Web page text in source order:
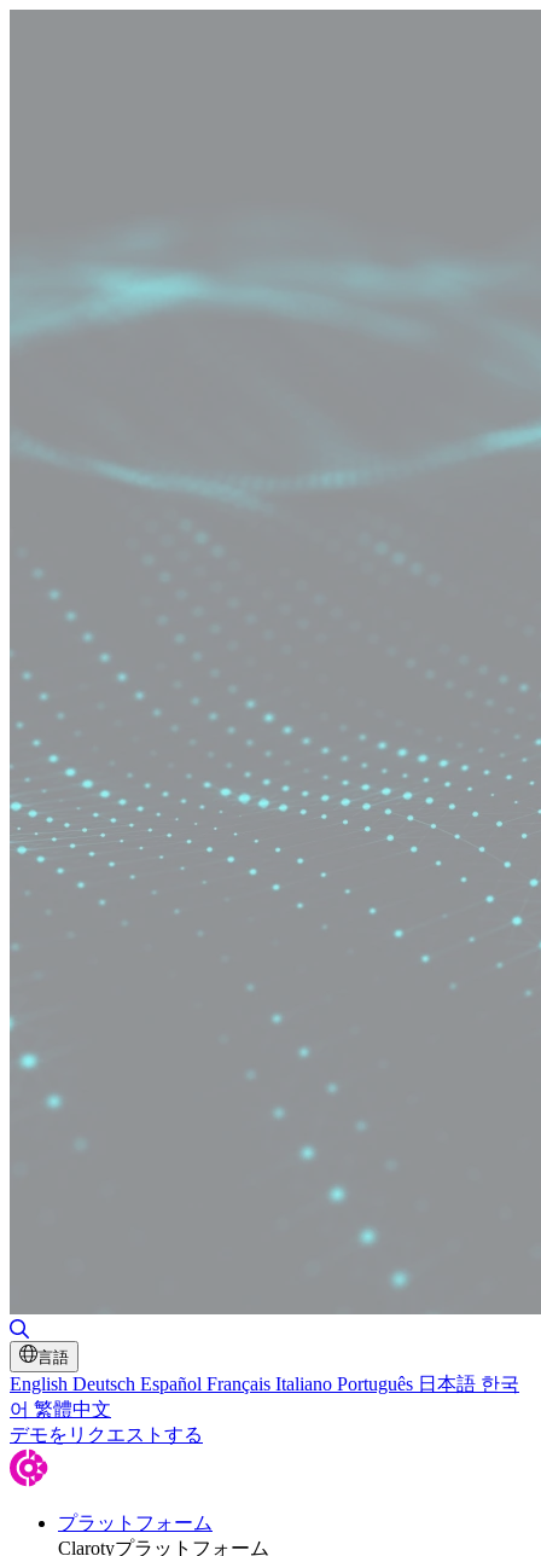
言語
English Deutsch Español Français Italiano Português 日本語 한국
어 繁體中文
デモをリクエストする
プラットフォーム
Clarotyプラットフォーム